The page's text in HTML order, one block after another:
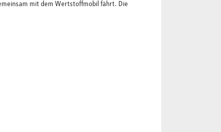
mit dem Wertstoffmobil fährt. Die